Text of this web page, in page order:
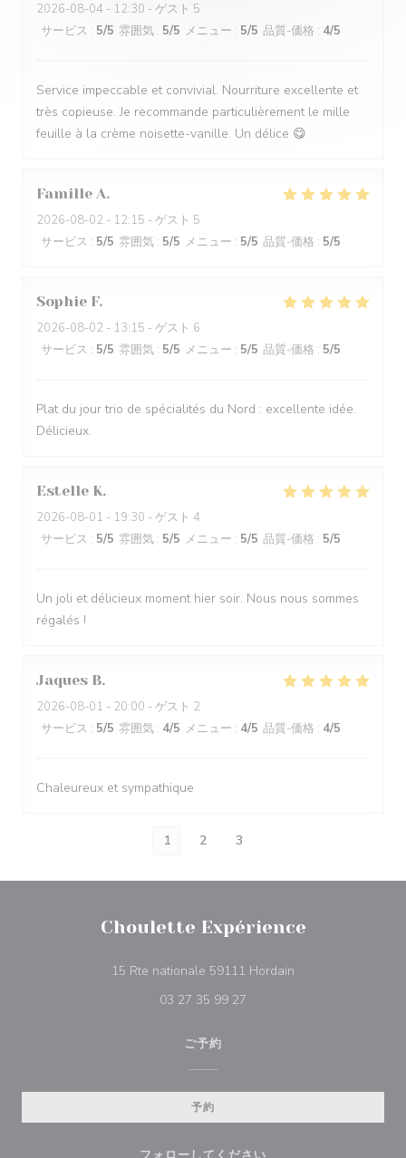
2026-08-04 - 12:30 - ゲスト 5
サービス : 5/5 雰囲気 : 5/5 メニュー : 5/5 品質-価格 : 4/5
Service impeccable et convivial. Nourriture excellente et
très copieuse. Je recommande particulièrement le mille
feuille à la crème noisette-vanille. Un délice 😋
Famille A
2026-08-02 - 12:15 - ゲスト 5
サービス : 5/5 雰囲気 : 5/5 メニュー : 5/5 品質-価格 : 5/5
Sophie F
2026-08-02 - 13:15 - ゲスト 6
サービス : 5/5 雰囲気 : 5/5 メニュー : 5/5 品質-価格 : 5/5
Plat du jour trio de spécialités du Nord : excellente idée.
Délicieux.
Estelle K
2026-08-01 - 19:30 - ゲスト 4
サービス : 5/5 雰囲気 : 5/5 メニュー : 5/5 品質-価格 : 5/5
Un joli et délicieux moment hier soir. Nous nous sommes
régalés !
Jaques B
2026-08-01 - 20:00 - ゲスト 2
サービス : 5/5 雰囲気 : 4/5 メニュー : 4/5 品質-価格 : 4/5
Chaleureux et sympathique
1 2 3
Choulette Expérience
15 Rte nationale 59111 Hordain
03 27 35 99 27
ご予約
予約